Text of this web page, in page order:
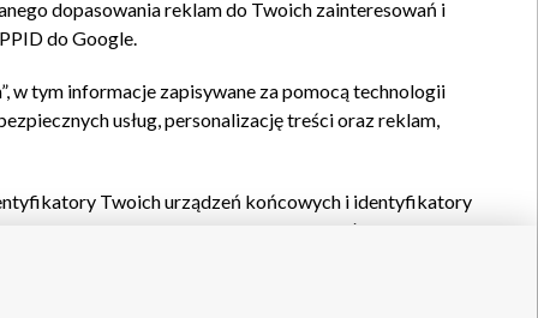
dopasowania reklam do Twoich zainteresowań i
do Google.
w tym informacje zapisywane za pomocą technologii
usług, personalizację treści oraz reklam,
Twoich urządzeń końcowych i identyfikatory
oraz pozostałych